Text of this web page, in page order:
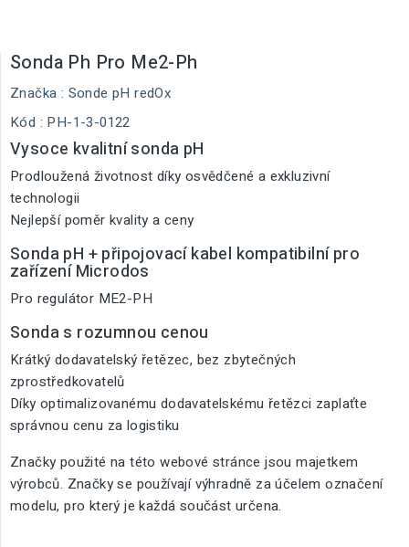
Sonda Ph Pro Me2-Ph
Značka : Sonde pH redOx
Kód : PH-1-3-0122
Vysoce kvalitní sonda pH
Prodloužená životnost díky osvědčené a exkluzivní
technologii
Nejlepší poměr kvality a ceny
Sonda pH + připojovací kabel kompatibilní pro
zařízení Microdos
Pro regulátor ME2-PH
Sonda s rozumnou cenou
Krátký dodavatelský řetězec, bez zbytečných
zprostředkovatelů
Díky optimalizovanému dodavatelskému řetězci zaplaťte
správnou cenu za logistiku
Značky použité na této webové stránce jsou majetkem
výrobců. Značky se používají výhradně za účelem označení
modelu, pro který je každá součást určena.